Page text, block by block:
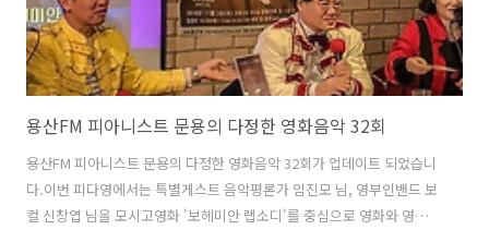
용산FM 피아니스트 문용의 다정한 영화음악 32회
용산FM 피아니스트 문용의 다정한 영화음악 32회가 업데이트 되었습니
다.이번 피다영에서는 특별게스트 음악평론가 임진모 님, 영부인밴드 보
컬 신창엽 님을 모시고영화 '보헤미안 랩소디'를 중심으로 영화와 영화음